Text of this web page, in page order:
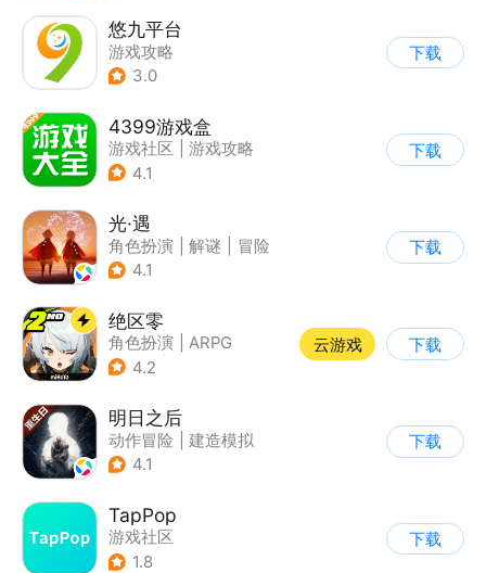
悠九平台
游戏攻略
3.0
下载
4399游戏盒
游戏社区
游戏攻略
4.1
下载
光·遇
角色扮演 解谜
冒险
| 开放世界
4.1
下载
绝区零
角色扮演
ARPG
| 冒险
4.2
云游戏 下载
明日之后
动作冒险
建造模拟
| 丧尸
4.1
下载
TapPop
游戏社区
1.8
下载